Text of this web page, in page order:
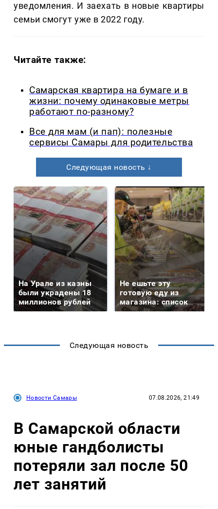
уведомления. И заехать в новые квартиры
семьи смогут уже в 2022 году.
Читайте также:
Самарская квартира на бумаге и в
жизни: почему одинаковые метры
работают по-разному?
Все для мам (и пап): полезные
сервисы Самары для родительства
Следующая новость ↓
На Урале из казны
были украдены 18
миллионов рублей
Не ешьте эту
готовую еду из
магазина: список
Следующая новость
Новости Самары 07.08.2026, 21:49
В Самарской области
юные гандболисты
потеряли зал после 50
лет занятий